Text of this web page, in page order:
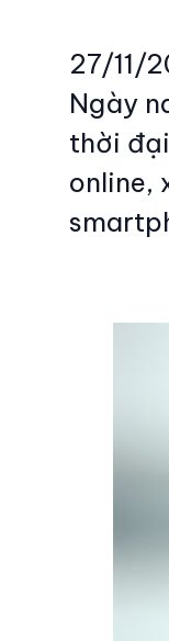
27/11/
Ngày
thời
online,